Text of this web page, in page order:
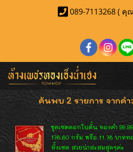
089-7113268 ( คุ
ค้นพบ 2 รายการ จากค
ชุดเซตดอกโบตั๋น ทองคำ
178.60 กรัม หรือ 11.78 บาท
ทั้งเซต สวยน่าสะสมสุดๆค่ะ